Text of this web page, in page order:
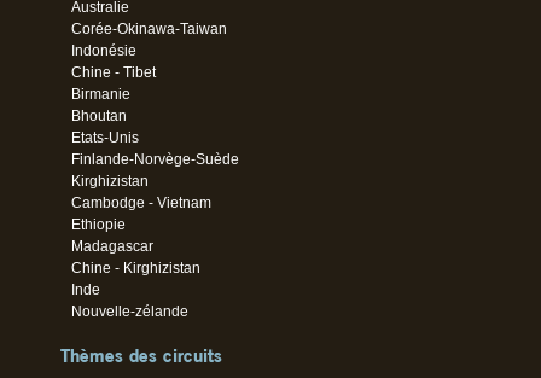
Australie
Corée-Okinawa-Taiwan
Indonésie
Chine - Tibet
Birmanie
Bhoutan
Etats-Unis
Finlande-Norvège-Suède
Kirghizistan
Cambodge - Vietnam
Ethiopie
Madagascar
Chine - Kirghizistan
Inde
Nouvelle-zélande
Thèmes des circuits